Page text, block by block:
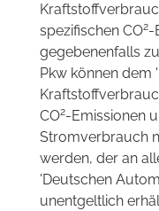
spezifischen CO2-
gegebenenfalls
Pkw können dem
CO2-Emissionen
Stromverbrauch
werden, der an
'Deutschen
unentgeltlich